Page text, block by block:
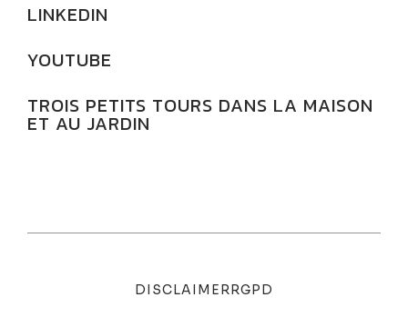
LINKEDIN
YOUTUBE
TROIS PETITS TOURS DANS LA MAISON
ET AU JARDIN
DISCLAIMERRGPD